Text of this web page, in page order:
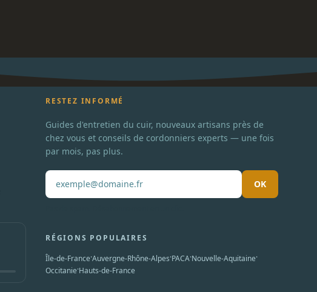
RESTEZ INFORMÉ
Guides d'entretien du cuir, nouveaux artisans près de
chez vous et conseils de cordonniers experts — une fois
par mois, pas plus.
OK
RÉGIONS POPULAIRES
Île-de-France·Auvergne-Rhône-Alpes·PACA·Nouvelle-Aquitaine·
Occitanie·Hauts-de-France